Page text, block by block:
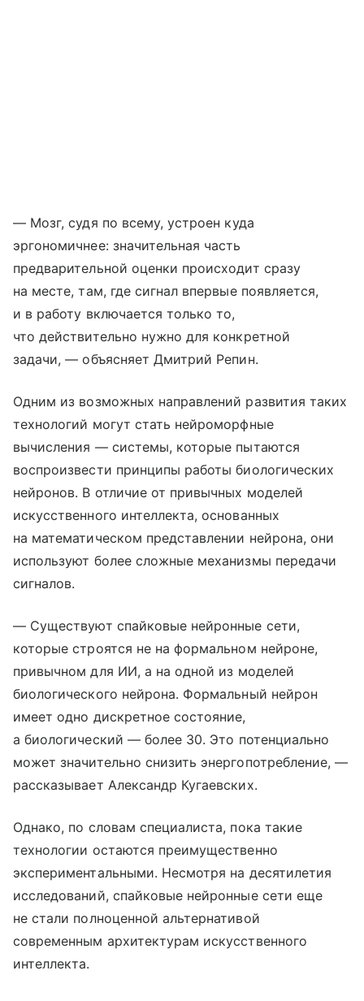
— Мозг, судя по всему, устроен куда
эргономичнее: значительная часть
предварительной оценки происходит сразу
на месте, там, где сигнал впервые появляется,
и в работу включается только то,
что действительно нужно для конкретной
задачи, — объясняет Дмитрий Репин.
Одним из возможных направлений развития таких
технологий могут стать нейроморфные
вычисления — системы, которые пытаются
воспроизвести принципы работы биологических
нейронов. В отличие от привычных моделей
искусственного интеллекта, основанных
на математическом представлении нейрона, они
используют более сложные механизмы передачи
сигналов.
— Существуют спайковые нейронные сети,
которые строятся не на формальном нейроне,
привычном для ИИ, а на одной из моделей
биологического нейрона. Формальный нейрон
имеет одно дискретное состояние,
а биологический — более 30. Это потенциально
может значительно снизить энергопотребление, —
рассказывает Александр Кугаевских.
Однако, по словам специалиста, пока такие
технологии остаются преимущественно
экспериментальными. Несмотря на десятилетия
исследований, спайковые нейронные сети еще
не стали полноценной альтернативой
современным архитектурам искусственного
интеллекта.